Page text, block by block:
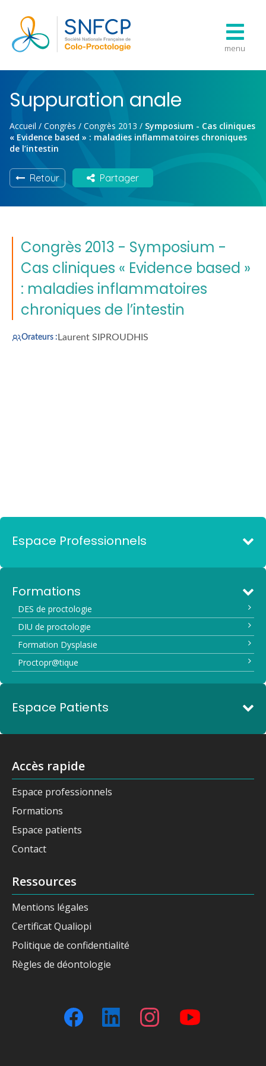
menu
Suppuration anale
Accueil / Congrès / Congrès 2013 / Symposium - Cas cliniques
« Evidence based » : maladies inflammatoires chroniques
de l’intestin
Retour Partager
Congrès 2013 - Symposium -
Cas cliniques « Evidence based »
: maladies inflammatoires
chroniques de l’intestin
Orateurs : Laurent SIPROUDHIS
Espace Professionnels
Formations
DES de proctologie
DIU de proctologie
Formation Dysplasie
Proctopr@tique
Espace Patients
Accès rapide
Espace professionnels
Formations
Espace patients
Contact
Ressources
Mentions légales
Certificat Qualiopi
Politique de confidentialité
Règles de déontologie